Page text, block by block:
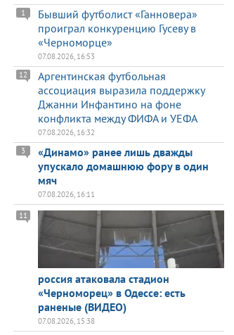
Бывший футболист «Ганновера»
проиграл конкуренцию Гусеву в
«Черноморце»
1
07.08.2026, 16:53
Аргентинская футбольная
ассоциация выразила поддержку
Джанни Инфантино на фоне
конфликта между ФИФА и УЕФА
12
07.08.2026, 16:32
«Динамо» ранее лишь дважды
упускало домашнюю фору в один
мяч
3
07.08.2026, 16:11
россия атаковала стадион
«Черноморец» в Одессе: есть
раненые (ВИДЕО)
11
07.08.2026, 15:38